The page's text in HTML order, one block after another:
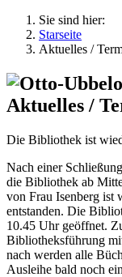
Sie sind hier:
Starseite
Aktuelles /
Aktuelles /
Die Bibliothek ist
Nach einer
die Bibliothek ab
von Frau Isenberg ist
entstanden. Die
10.45 Uhr geöffnet.
Bibliotheksführung
nach werden alle
Ausleihe bald noch